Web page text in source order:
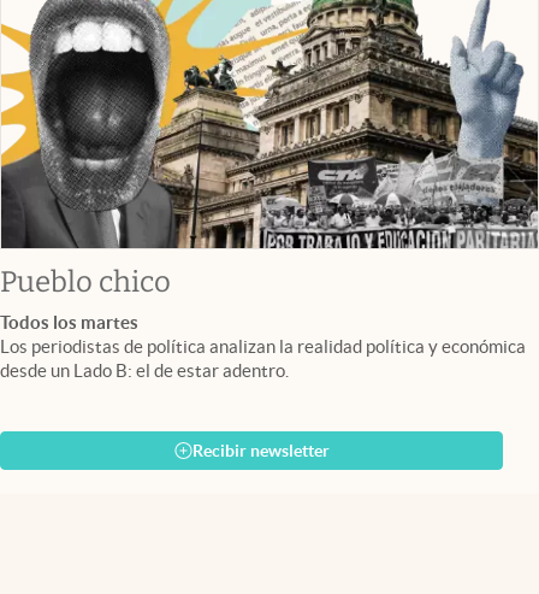
Pueblo chico
Todos los martes
Los periodistas de política analizan la realidad política y económica
desde un Lado B: el de estar adentro.
Recibir newsletter